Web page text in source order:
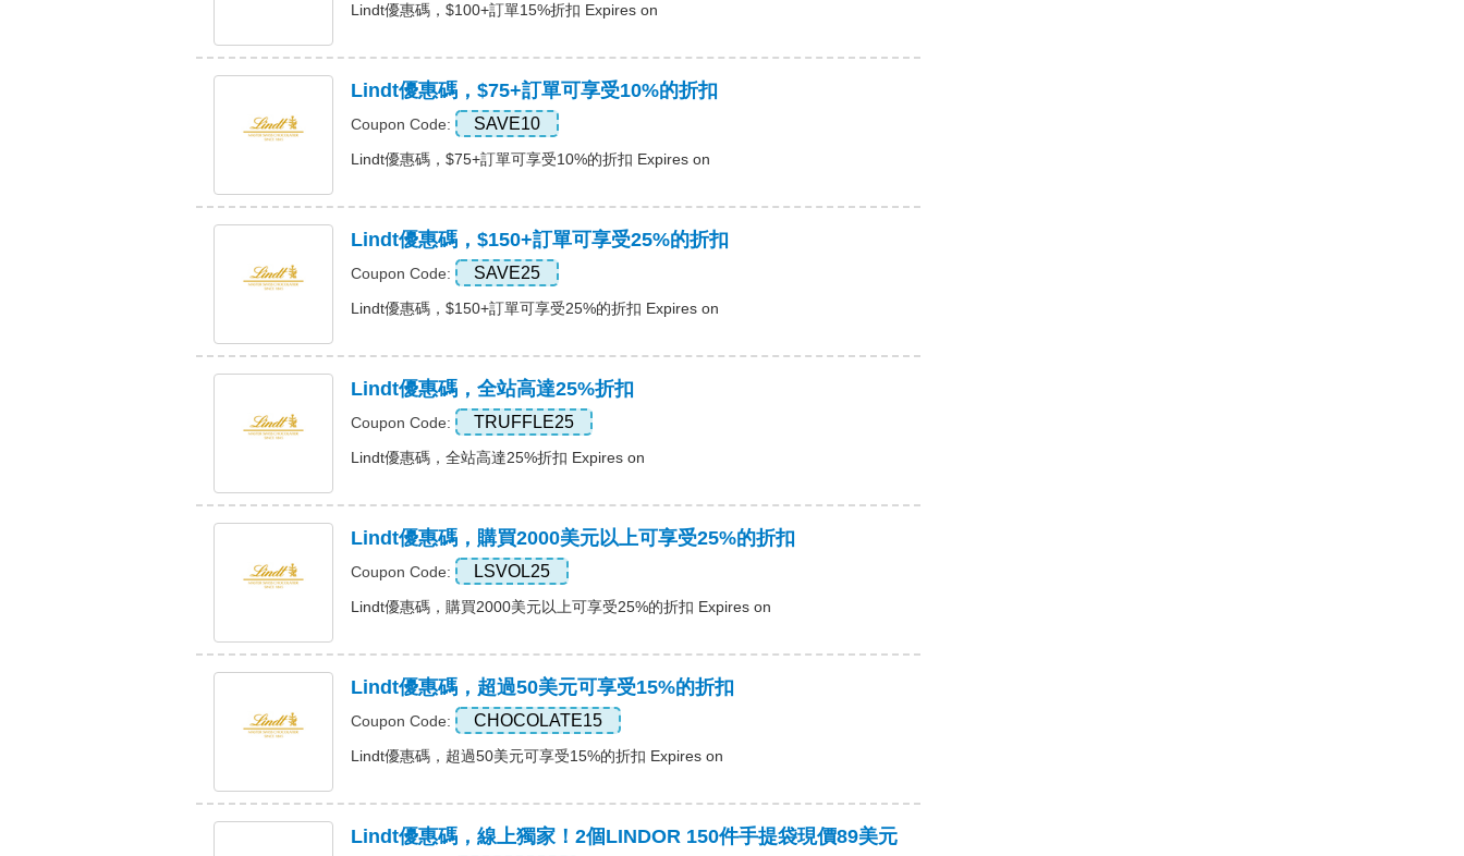
Lindt優惠碼，$100+訂單15%折扣 Expires on
Lindt優惠碼，$75+訂單可享受10%的折扣
Coupon Code: SAVE10
Lindt優惠碼，$75+訂單可享受10%的折扣 Expires on
Lindt優惠碼，$150+訂單可享受25%的折扣
Coupon Code: SAVE25
Lindt優惠碼，$150+訂單可享受25%的折扣 Expires on
Lindt優惠碼，全站高達25%折扣
Coupon Code: TRUFFLE25
Lindt優惠碼，全站高達25%折扣 Expires on
Lindt優惠碼，購買2000美元以上可享受25%的折扣
Coupon Code: LSVOL25
Lindt優惠碼，購買2000美元以上可享受25%的折扣 Expires on
Lindt優惠碼，超過50美元可享受15%的折扣
Coupon Code: CHOCOLATE15
Lindt優惠碼，超過50美元可享受15%的折扣 Expires on
Lindt優惠碼，線上獨家！2個LINDOR 150件手提袋現價89美元